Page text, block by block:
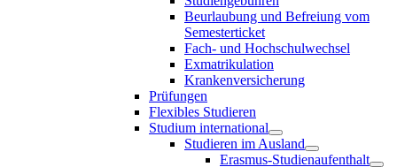
Beurlaubung und Befreiung vom
Semesterticket
Fach- und Hochschulwechsel
Exmatrikulation
Krankenversicherung
Prüfungen
Flexibles Studieren
Studium international
Studieren im Ausland
Erasmus-Studienaufenthalt